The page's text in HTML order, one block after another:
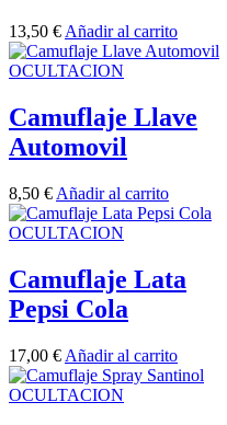
13,50 € Añadir al carrito
OCULTACION
Camuflaje Llave
Automovil
8,50 € Añadir al carrito
OCULTACION
Camuflaje Lata
Pepsi Cola
17,00 € Añadir al carrito
OCULTACION